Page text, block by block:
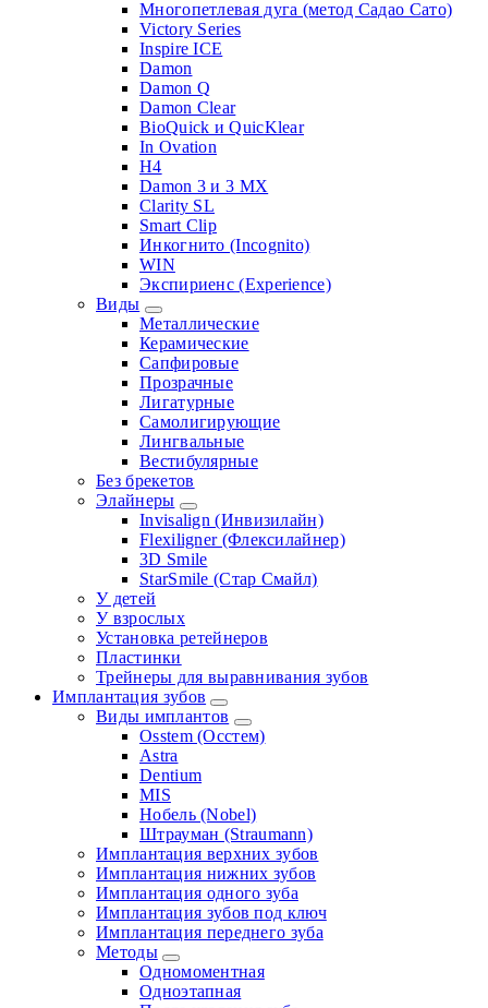
Многопетлевая дуга (метод Садао Сато)
Victory Series
Inspire ICE
Damon
Damon Q
Damon Clear
BioQuick и QuicKlear
In Ovation
H4
Damon 3 и 3 MX
Clarity SL
Smart Clip
Инкогнито (Incognito)
WIN
Экспириенс (Experience)
Виды
Металлические
Керамические
Сапфировые
Прозрачные
Лигатурные
Самолигирующие
Лингвальные
Вестибулярные
Без брекетов
Элайнеры
Invisalign (Инвизилайн)
Flexiligner (Флексилайнер)
3D Smile
StarSmile (Стар Смайл)
У детей
У взрослых
Установка ретейнеров
Пластинки
Трейнеры для выравнивания зубов
Имплантация зубов
Виды имплантов
Osstem (Осстем)
Astra
Dentium
MIS
Нобель (Nobel)
Штрауман (Straumann)
Имплантация верхних зубов
Имплантация нижних зубов
Имплантация одного зуба
Имплантация зубов под ключ
Имплантация переднего зуба
Методы
Одномоментная
Одноэтапная